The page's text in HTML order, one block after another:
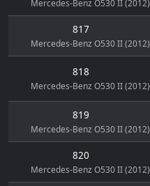
Mercedes-Benz O530 II (2012)
817
Mercedes-Benz O530 II (2012)
818
Mercedes-Benz O530 II (2012)
819
Mercedes-Benz O530 II (2012)
820
Mercedes-Benz O530 II (2012)